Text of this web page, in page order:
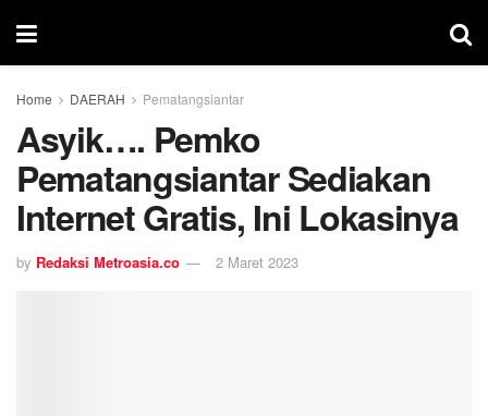
Home DAERAH Pematangsiantar
Asyik…. Pemko
Pematangsiantar Sediakan
Internet Gratis, Ini Lokasinya
by Redaksi Metroasia.co 2 Maret 2023